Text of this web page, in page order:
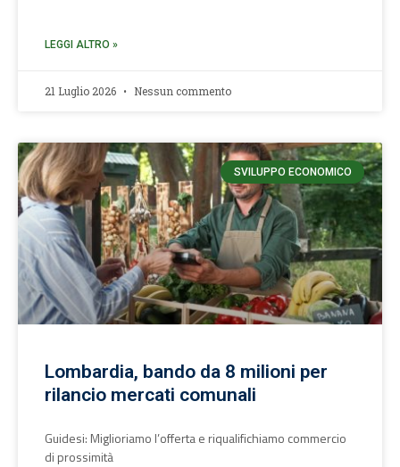
LEGGI ALTRO »
21 Luglio 2026 Nessun commento
SVILUPPO ECONOMICO
Lombardia, bando da 8 milioni per
rilancio mercati comunali
Guidesi: Miglioriamo l’offerta e riqualifichiamo commercio
di prossimità